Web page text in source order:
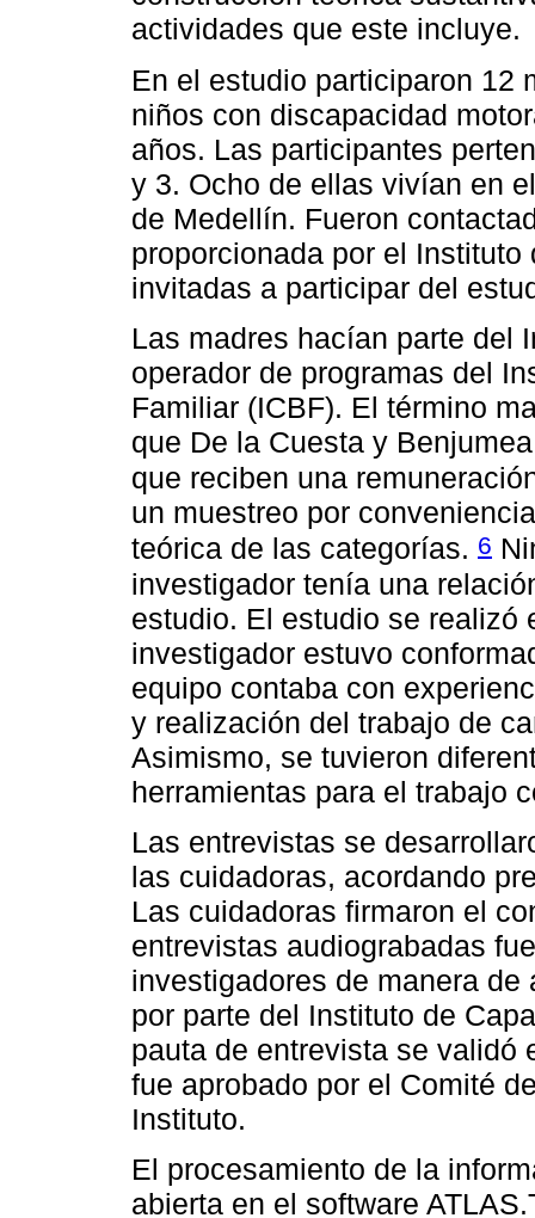
actividades que este incluye.
En el estudio participaron 12
niños con discapacidad
años. Las participantes
y 3. Ocho de ellas vivían en
de Medellín. Fueron
proporcionada por el
invitadas a participar del
Las madres hacían parte del
operador de programas del
Familiar (ICBF). El término
que De la Cuesta y
que reciben una
un muestreo por
teórica de las categorías. 6
investigador tenía una
estudio. El estudio se realizó
investigador estuvo
equipo contaba con
y realización del trabajo de
Asimismo, se tuvieron
herramientas para el trabajo
Las entrevistas se
las cuidadoras, acordando
Las cuidadoras firmaron el
entrevistas audiograbadas
investigadores de manera
por parte del Instituto de
pauta de entrevista se validó
fue aprobado por el Comité
Instituto.
El procesamiento de la
abierta en el software